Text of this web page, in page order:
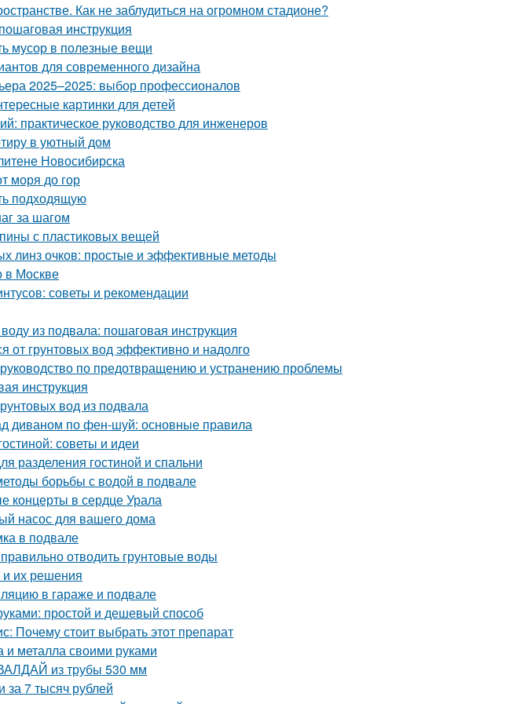
Как не заблудиться на огромном стадионе?
инструкция
мусор в полезные вещи
для современного дизайна
2025–2025: выбор профессионалов
картинки для детей
практическое руководство для инженеров
в уютный дом
Новосибирска
моря до гор
подходящую
за шагом
с пластиковых вещей
линз очков: простые и эффективные методы
в Москве
советы и рекомендации
из подвала: пошаговая инструкция
от грунтовых вод эффективно и надолго
по предотвращению и устранению проблемы
инструкция
вод из подвала
диваном по фен-шуй: основные правила
советы и идеи
разделения гостиной и спальни
борьбы с водой в подвале
концерты в сердце Урала
насос для вашего дома
в подвале
отводить грунтовые воды
их решения
в гараже и подвале
простой и дешевый способ
Почему стоит выбрать этот препарат
и металла своими руками
из трубы 530 мм
7 тысяч рублей